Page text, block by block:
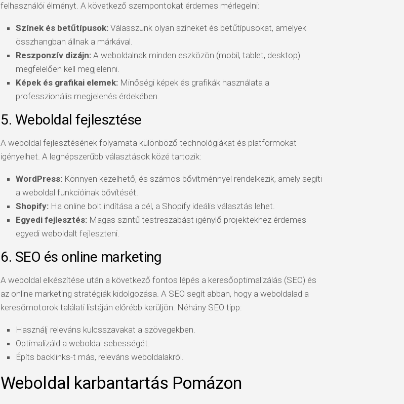
felhasználói élményt. A következő szempontokat érdemes mérlegelni:
Színek és betűtípusok: Válasszunk olyan színeket és betűtípusokat, amelyek
összhangban állnak a márkával.
Reszponzív dizájn: A weboldalnak minden eszközön (mobil, tablet, desktop)
megfelelően kell megjelenni.
Képek és grafikai elemek: Minőségi képek és grafikák használata a
professzionális megjelenés érdekében.
5. Weboldal fejlesztése
A weboldal fejlesztésének folyamata különböző technológiákat és platformokat
igényelhet. A legnépszerűbb választások közé tartozik:
WordPress: Könnyen kezelhető, és számos bővítménnyel rendelkezik, amely segíti
a weboldal funkcióinak bővítését.
Shopify: Ha online bolt indítása a cél, a Shopify ideális választás lehet.
Egyedi fejlesztés: Magas szintű testreszabást igénylő projektekhez érdemes
egyedi weboldalt fejleszteni.
6. SEO és online marketing
A weboldal elkészítése után a következő fontos lépés a keresőoptimalizálás (SEO) és
az online marketing stratégiák kidolgozása. A SEO segít abban, hogy a weboldalad a
keresőmotorok találati listáján előrébb kerüljön. Néhány SEO tipp:
Használj releváns kulcsszavakat a szövegekben.
Optimalizáld a weboldal sebességét.
Építs backlinks-t más, releváns weboldalakról.
Weboldal karbantartás Pomázon